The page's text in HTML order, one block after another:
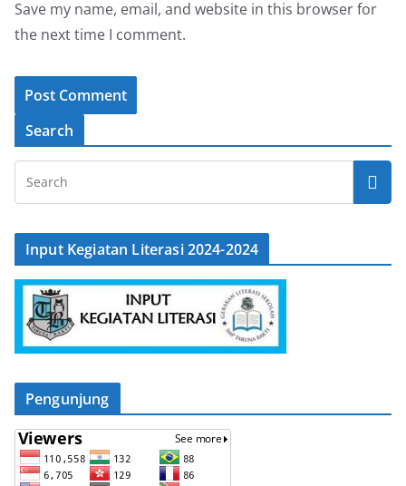
Save my name, email, and website in this browser for
the next time I comment.
Search
Input Kegiatan Literasi 2024-2024
Pengunjung